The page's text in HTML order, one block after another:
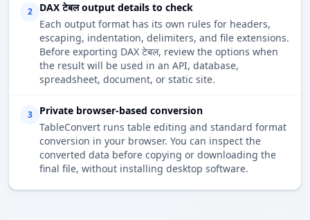
2
DAX टेबल output details to check
Each output format has its own rules for headers,
escaping, indentation, delimiters, and file extensions.
Before exporting DAX टेबल, review the options when
the result will be used in an API, database,
spreadsheet, document, or static site.
3
Private browser-based conversion
TableConvert runs table editing and standard format
conversion in your browser. You can inspect the
converted data before copying or downloading the
final file, without installing desktop software.